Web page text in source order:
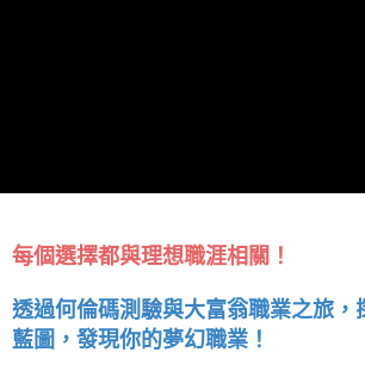
每個選擇都與理想職涯相關！
透過何倫碼測驗與大富翁職業之旅，
藍圖，發現你的夢幻職業！